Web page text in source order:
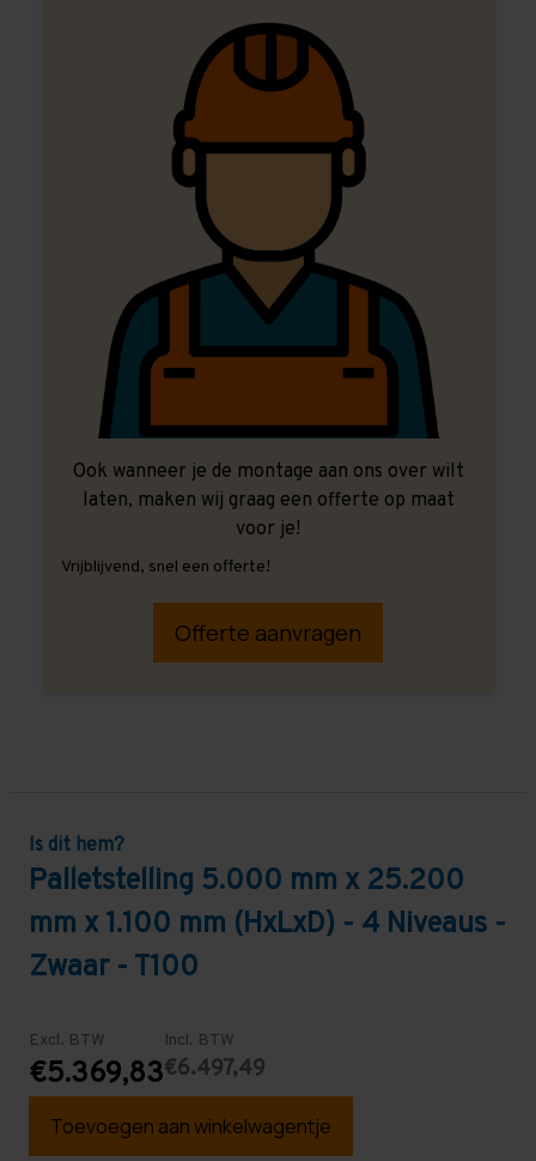
Ook wanneer je de montage aan ons over wilt
laten, maken wij graag een offerte op maat
voor je!
Vrijblijvend, snel een offerte!
Offerte aanvragen
Is dit hem?
Palletstelling 5.000 mm x 25.200
mm x 1.100 mm (HxLxD) - 4 Niveaus -
Zwaar - T100
Excl. BTW
€5.369,83
Incl. BTW
€6.497,49
Toevoegen aan winkelwagentje